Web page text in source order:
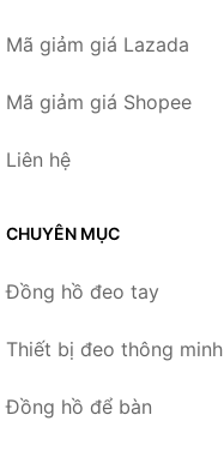
Mã giảm giá Lazada
Mã giảm giá Shopee
Liên hệ
CHUYÊN MỤC
Đồng hồ đeo tay
Thiết bị đeo thông minh
Đồng hồ để bàn